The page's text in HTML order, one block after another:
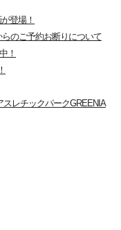
登場！
らのご予約お断りについて
！
レチックパークGREENIA